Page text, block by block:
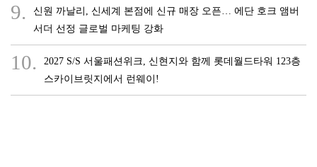
9.
신원 까날리, 신세계 본점에 신규 매장 오픈… 에단 호크 앰버
서더 선정 글로벌 마케팅 강화
10.
2027 S/S 서울패션위크, 신현지와 함께 롯데월드타워 123층
스카이브릿지에서 런웨이!